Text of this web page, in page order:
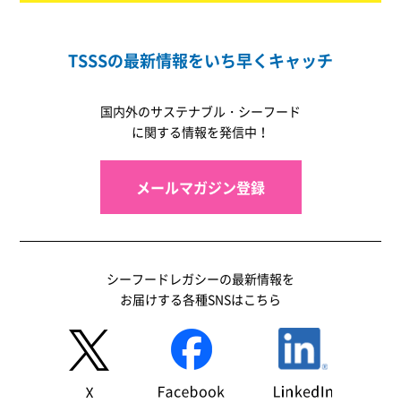
TSSSの最新情報をいち早くキャッチ
国内外のサステナブル・シーフード
に関する情報を発信中！
メールマガジン登録
シーフードレガシーの最新情報を
お届けする各種SNSはこちら